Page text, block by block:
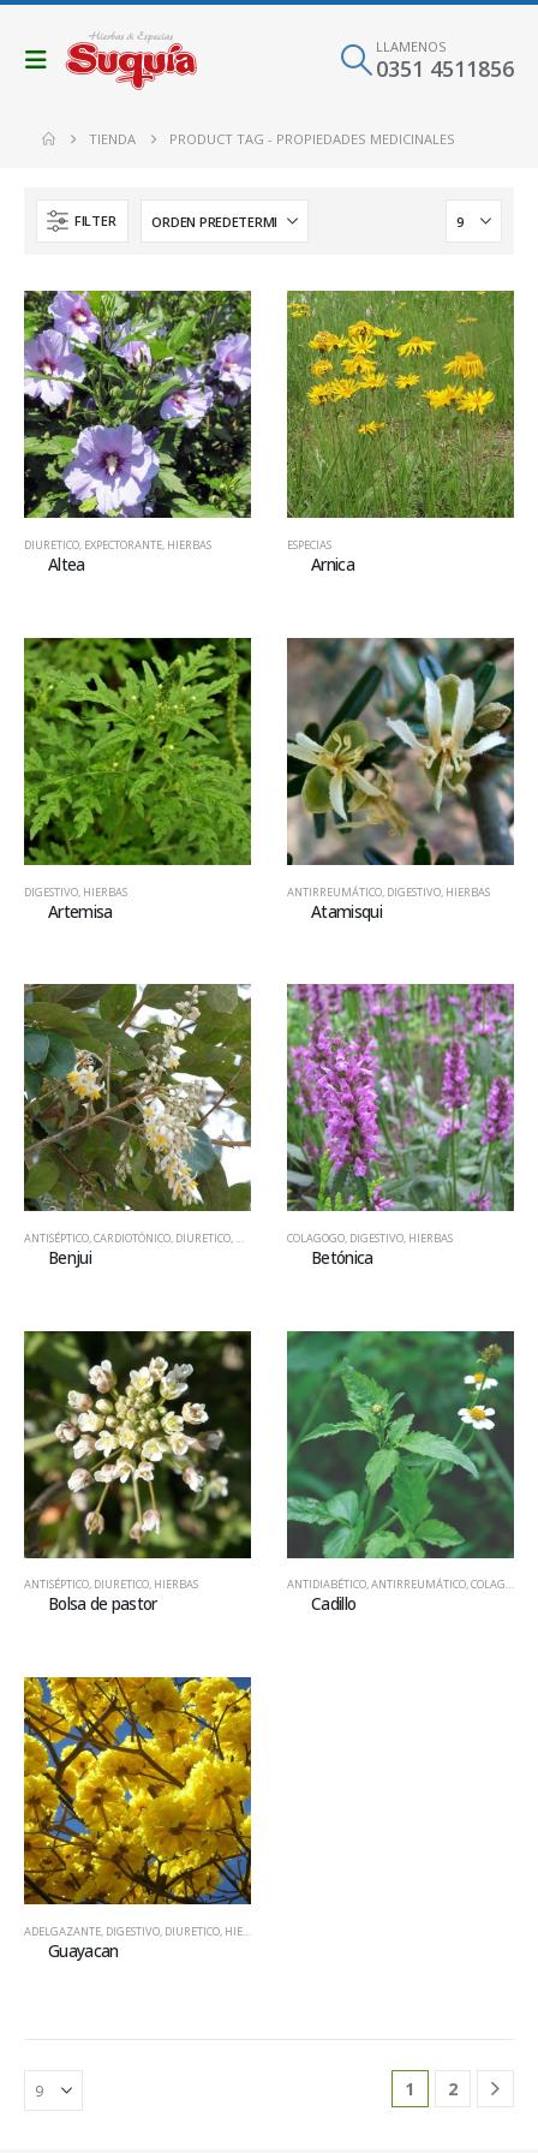
LLAMENOS
0351 4511856
TIENDA PRODUCT TAG - PROPIEDADES MEDICINALES
FILTER
DIURETICO, EXPECTORANTE, HIERBAS
Altea
ESPECIAS
Arnica
DIGESTIVO HIERBAS
Artemisa
ANTIRREUMÁTICO DIGESTIVO HIERBAS
Atamisqui
ANTISÉPTICO,CARDIOTÓNICO, DIURETICO, HIERBAS
Benjui
COLAGOGO, DIGESTIVO, HIERBAS
Betónica
ANTISÉPTICO, DIURETICO, HIERBAS
Bolsa de pastor
ANTIDIABÉTICO,ANTIRREUMÁTICO,COLAGOGO
Cadillo
ADELGAZANTE, DIGESTIVO, DIURETICO, HIERBAS
Guayacan
1 2